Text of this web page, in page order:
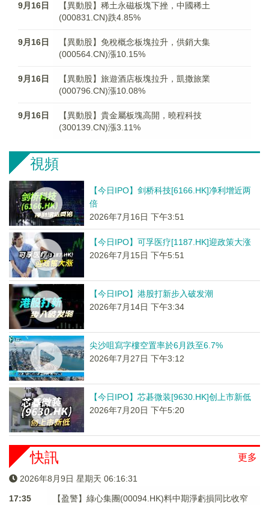
9月16日
【異動股】稀土永磁板塊下挫，中國稀土
(000831.CN)跌4.85%
9月16日
【異動股】免稅概念板塊拉升，供銷大集
(000564.CN)漲10.15%
9月16日
【異動股】旅遊酒店板塊拉升，凱撒旅業
(000796.CN)漲10.08%
9月16日
【異動股】貴金屬板塊高開，曉程科技
(300139.CN)漲3.11%
視頻
【今日IPO】剑桥科技[6166.HK]净利增近两
倍
2026年7月16日 下午3:51
【今日IPO】可孚医疗[1187.HK]迎政策大涨
2026年7月15日 下午5:51
【今日IPO】港股打新步入破发潮
2026年7月14日 下午3:34
尖沙咀寫字樓空置率於6月跌至6.7%
2026年7月27日 下午3:12
【今日IPO】芯碁微装[9630.HK]创上市新低
2026年7月20日 下午5:20
更多
快訊
2026年8月9日 星期天 06:16:31
17:35
【盈警】綠心集團(00094.HK)料中期淨虧損同比收窄